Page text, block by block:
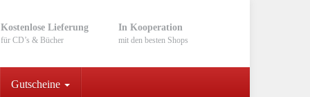
Kostenlose Lieferung
für CD’s & Bücher
In Kooperation
mit den besten Shops
Gutscheine